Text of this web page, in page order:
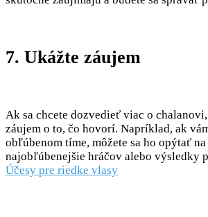
7. Ukážte záujem
Ak sa chcete dozvedieť viac o
záujem o to, čo hovorí. Napríklad, ak
obľúbenom tíme, môžete sa ho opýtať
najobľúbenejšie hráčov alebo výsledky
Účesy pre riedke vlasy